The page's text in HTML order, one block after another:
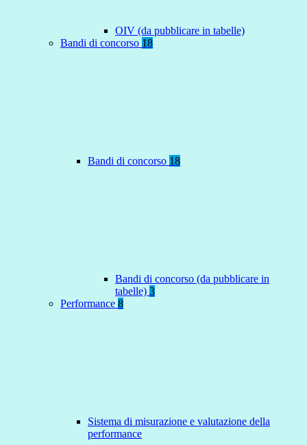
OIV (da pubblicare in tabelle)
Bandi di concorso 18
Bandi di concorso 18
Bandi di concorso (da pubblicare in
tabelle) 3
Performance 8
Sistema di misurazione e valutazione della
performance